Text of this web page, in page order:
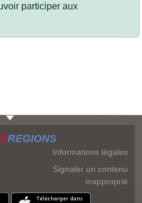
participer aux
REGIONS
Informations légales
Signaler un contenu
inapproprié